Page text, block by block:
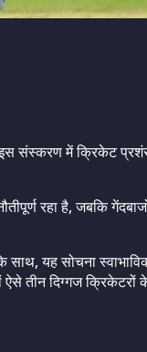
संस्करण में क्रिकेट
रहा है, जबकि
के साथ, यह सोचना
तीन दिग्गज क्रिकेटरों